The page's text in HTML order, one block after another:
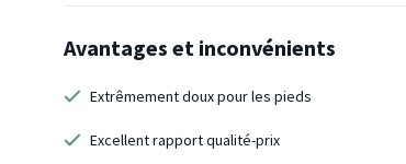
Avantages et inconvénients
Extrêmement doux pour les pieds
Excellent rapport qualité-prix